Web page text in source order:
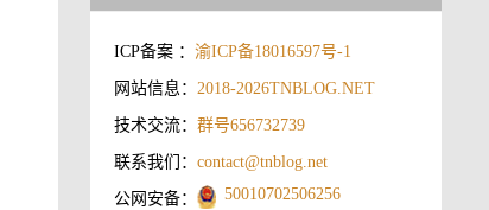
ICP备案 ：渝ICP备18016597号-1
网站信息：2018-2026TNBLOG.NET
技术交流：群号656732739
联系我们：contact@tnblog.net
公网安备： 50010702506256